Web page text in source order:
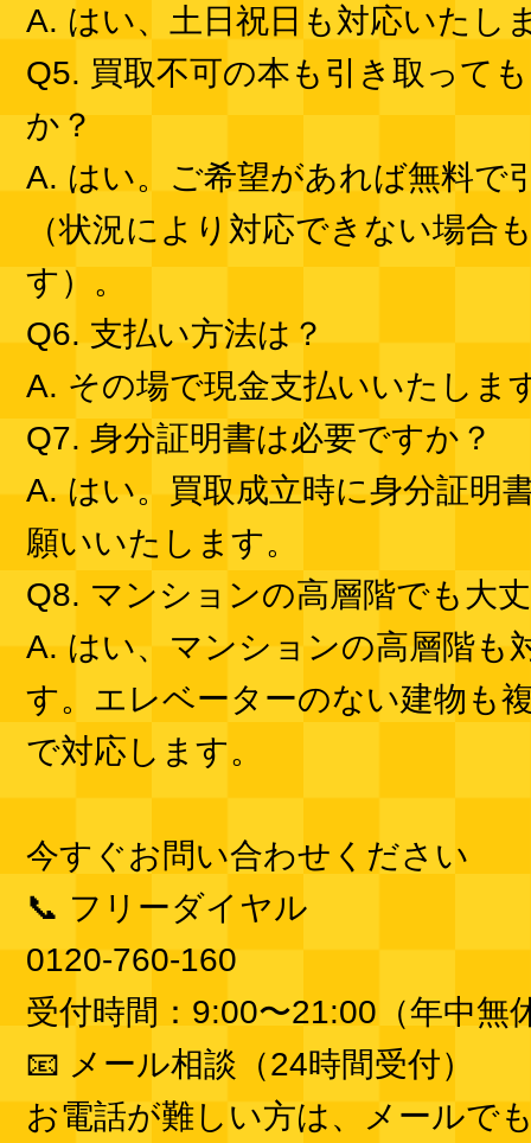
A. はい、土日祝日も対応いたし
Q5. 買取不可の本も引き取って
か？
A. はい。ご希望があれば無料で
（状況により対応できない場合
す）。
Q6. 支払い方法は？
A. その場で現金支払いいたしま
Q7. 身分証明書は必要ですか？
A. はい。買取成立時に身分証明
願いいたします。
Q8. マンションの高層階でも大
A. はい、マンションの高層階も
す。エレベーターのない建物も
で対応します。
今すぐお問い合わせください
📞 フリーダイヤル
0120-760-160
受付時間：9:00〜21:00（年中無
📧 メール相談（24時間受付）
お電話が難しい方は、メールで